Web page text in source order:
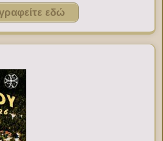
εδώ